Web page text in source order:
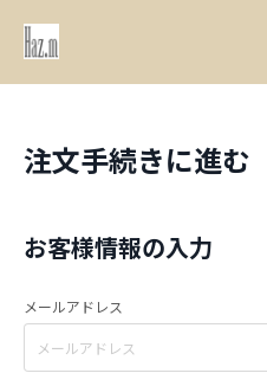
注文手続きに進む
お客様情報の入力
メールアドレス